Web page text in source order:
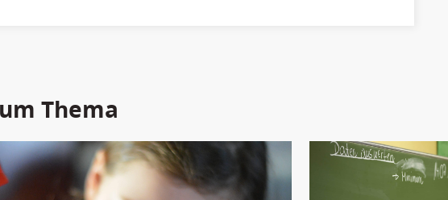
Thema